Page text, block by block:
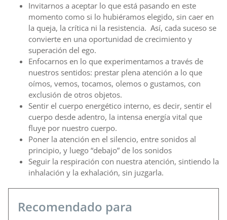
Invitarnos a aceptar lo que está pasando en este
momento como si lo hubiéramos elegido, sin caer en
la queja, la crítica ni la resistencia. Así, cada suceso se
convierte en una oportunidad de crecimiento y
superación del ego.
Enfocarnos en lo que experimentamos a través de
nuestros sentidos: prestar plena atención a lo que
oímos, vemos, tocamos, olemos o gustamos, con
exclusión de otros objetos.
Sentir el cuerpo energético interno, es decir, sentir el
cuerpo desde adentro, la intensa energía vital que
fluye por nuestro cuerpo.
Poner la atención en el silencio, entre sonidos al
principio, y luego “debajo” de los sonidos
Seguir la respiración con nuestra atención, sintiendo la
inhalación y la exhalación, sin juzgarla.
Recomendado para